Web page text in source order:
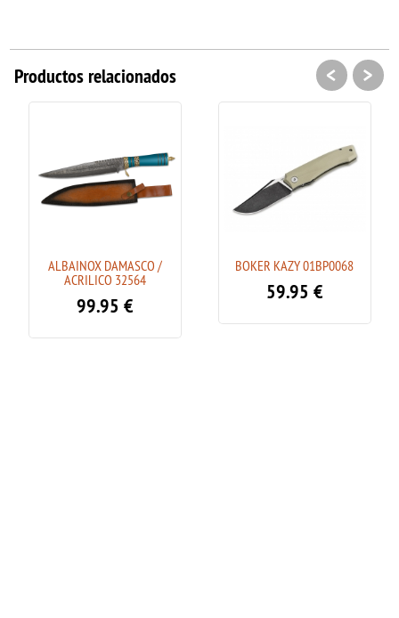
Productos relacionados
ALBAINOX DAMASCO /
ACRILICO 32564
99.95 €
BOKER KAZY 01BP0068
59.95 €
< >